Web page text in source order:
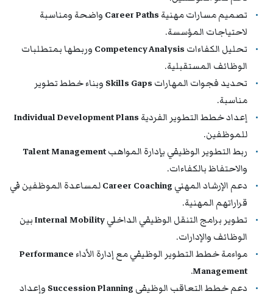
تصميم مسارات مهنيةCareer Paths واضحة ومناسبة
لاحتياجات المؤسسة.
تحليل الكفاءاتCompetency Analysis وربطها بمتطلبات
الوظائف المستقبلية.
تحديد فجوات المهاراتSkills Gaps وبناء خطط تطوير
مناسبة.
إعداد خطط التطوير الفرديةIndividual Development Plans
للموظفين.
ربط التطوير الوظيفي بإدارة المواهبTalent Management
والاحتفاظ بالكفاءات.
دعم الإرشاد المهني Career Coachingلمساعدة الموظفين في
قراراتهم المهنية.
تطوير برامج التنقل الوظيفي الداخليInternal Mobilityبين
الوظائف والإدارات.
مواءمة خطط التطوير الوظيفي مع إدارة الأداء Performance
Management
.
دعم خطط التعاقب الوظيفي Succession Planning وإعداد